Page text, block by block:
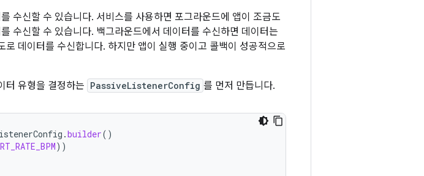
수신할 수 있습니다. 서비스를 사용하면 포그라운드에 앱이 조금도
수신할 수 있습니다. 백그라운드에서 데이터를 수신하면 데이터는
데이터를 수신합니다. 하지만 앱이 실행 중이고 콜백이 성공적으로
터 유형을 결정하는 PassiveListenerConfig 를 먼저 만듭니다.
.builder()
))